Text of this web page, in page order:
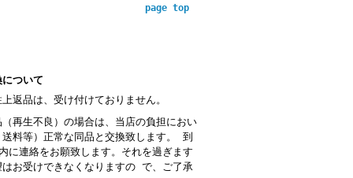
page top
ついて
返品は、受け付けておりません。
再生不良）の場合は、当店の負担におい
料等）正常な同品と交換致します。 到
に連絡をお願致します。それを過ぎます
はお受けできなくなりますの で、ご了承